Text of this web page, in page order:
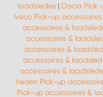
laadsledes | Dacia
Iveco Pick-up
accessoires &
accessoires &
accessoires &
accessoires &
accessoires &
heden Pick-up
Pick-up accessoires &
WORK SYSTEM RIDDERKERK
WORK SYSTEM SIMPELVELD